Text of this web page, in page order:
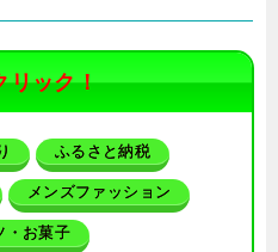
リック！
ふるさと納税
メンズファッション
・お菓子